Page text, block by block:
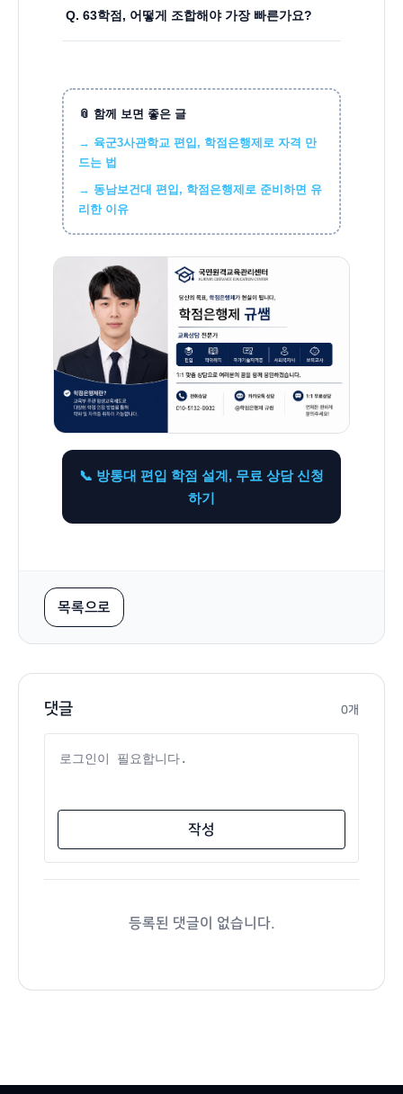
취업 연계를 고려하면 조합을 전략적으로 짜는
되어 정해진 출석 시간표가 없습니다. 퇴근 후나
주말을 활용해 충분히 병행할 수 있습니다.
Q. 63학점, 어떻게 조합해야 가장 빠른가요?
장 빠릅니다. 개인 상황(보유 자격증, 학습 가능
시간)에 따라 최적 조합이 달라지기 때문에 1:1로
📎 함께 보면 좋은 글
→ 육군3사관학교 편입, 학점은행제로 자격 만
드는 법
→ 동남보건대 편입, 학점은행제로 준비하면 유
리한 이유
📞 방통대 편입 학점 설계, 무료 상담 신청
하기
목록으로
댓글 0개
댓글 내용
작성
등록된 댓글이 없습니다.